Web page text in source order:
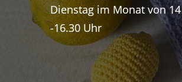
Dienstag im Monat von 14
-16.30 Uhr